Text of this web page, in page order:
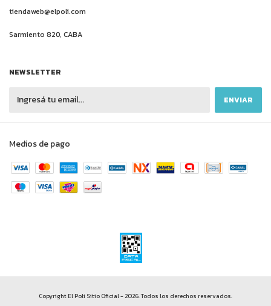
tiendaweb@elpoli.com
Sarmiento 820, CABA
NEWSLETTER
Medios de pago
Copyright El Poli Sitio Oficial - 2026. Todos los derechos reservados.